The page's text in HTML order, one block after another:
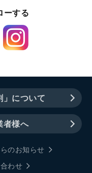
ーする
」について
者様へ
のお知らせ
わせ